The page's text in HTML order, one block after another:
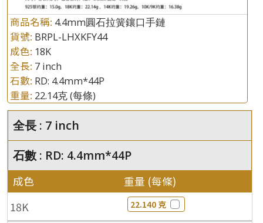
商品名稱: 4.4mm圓石拉簧鑲口手鏈
貨號: BRPL-LHXKFY44
成色: 18K
全長: 7 inch
石數: RD: 4.4mm*44P
重量: 22.14克(每條)
全長 : 7 inch
石數 : RD: 4.4mm*44P
成色 重量 (每條)
18K 22.140 克